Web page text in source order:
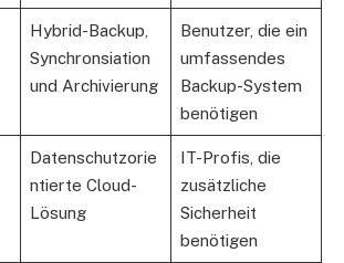
Hybrid-Backup,
Synchronsiation
und Archivierung
Benutzer, die ein
umfassendes
Backup-System
benötigen
Datenschutzorie
ntierte Cloud-
Lösung
IT-Profis, die
zusätzliche
Sicherheit
benötigen